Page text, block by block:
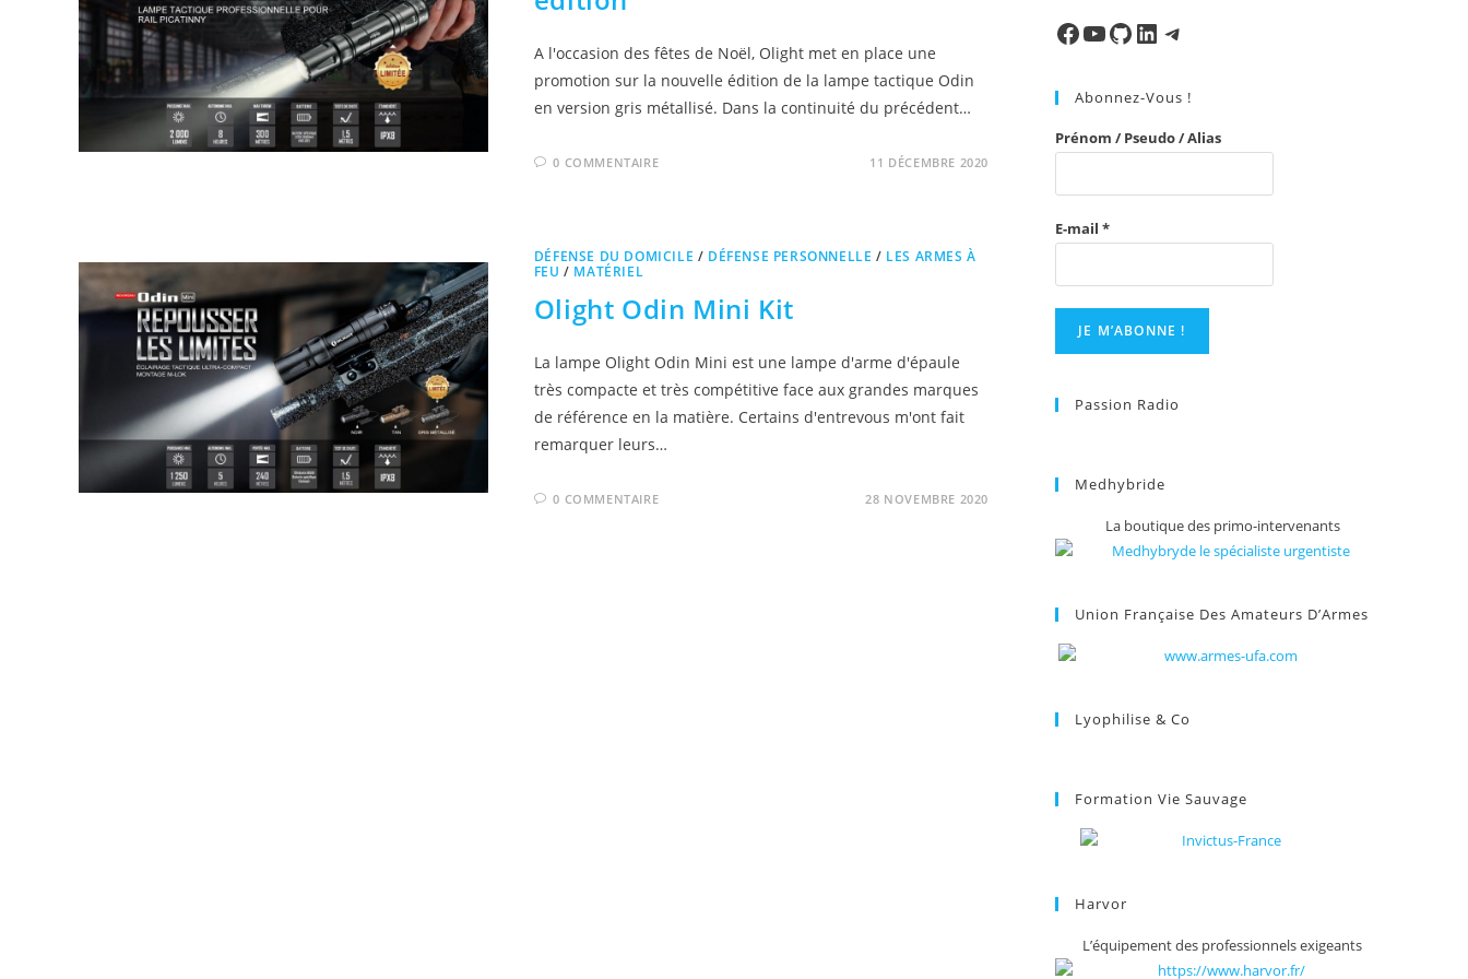
A l'occasion des fêtes de Noël, Olight met en place une
promotion sur la nouvelle édition de la lampe tactique Odin
en version gris métallisé. Dans la continuité du précédent…
0 COMMENTAIRE 11 DÉCEMBRE 2020
DÉFENSE DU DOMICILE / DÉFENSE PERSONNELLE / LES ARMES À
FEU / MATÉRIEL
Olight Odin Mini Kit
La lampe Olight Odin Mini est une lampe d'arme d'épaule
très compacte et très compétitive face aux grandes marques
de référence en la matière. Certains d'entrevous m'ont fait
remarquer leurs…
0 COMMENTAIRE 28 NOVEMBRE 2020
Facebook
Ma chaineMon Repo GithubLinkedInTelegram
Abonnez-Vous !
Prénom / Pseudo / Alias
E-mail *
Passion Radio
Medhybride
La boutique des primo-intervenants
Union Française Des Amateurs D’Armes
Lyophilise & Co
Formation Vie Sauvage
Harvor
L’équipement des professionnels exigeants